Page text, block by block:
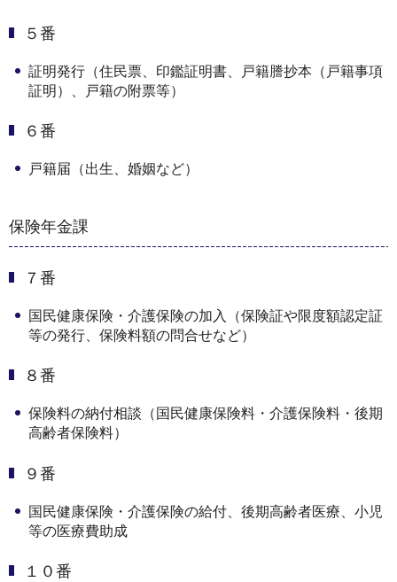
５番
証明発行（住民票、印鑑証明書、戸籍謄抄本（戸籍事項
証明）、戸籍の附票等）
６番
戸籍届（出生、婚姻など）
保険年金課
７番
国民健康保険・介護保険の加入（保険証や限度額認定証
等の発行、保険料額の問合せなど）
８番
保険料の納付相談（国民健康保険料・介護保険料・後期
高齢者保険料）
９番
国民健康保険・介護保険の給付、後期高齢者医療、小児
等の医療費助成
１０番